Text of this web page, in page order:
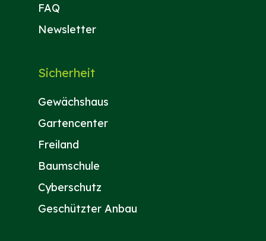
FAQ
Newsletter
Sicherheit
Gewächshaus
Gartencenter
Freiland
Baumschule
Cyberschutz
Geschützter Anbau